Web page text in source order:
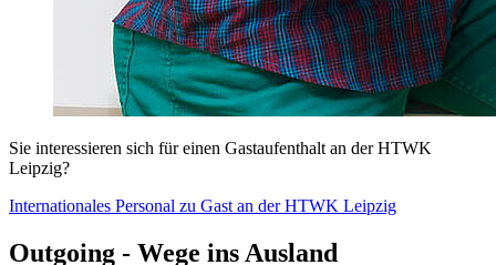
Sie interessieren sich für einen Gastaufenthalt an der HTWK
Leipzig?
Internationales Personal zu Gast an der HTWK Leipzig
Outgoing - Wege ins Ausland